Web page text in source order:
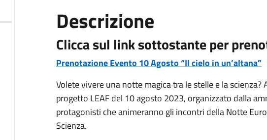
Descrizione
Clicca sul link sottostante per
Prenotazione Evento 10 Agosto “Il cielo in un’altana”
Volete vivere una notte magica tra le stelle e la
progetto LEAF del 10 agosto 2023, organizzato dalla
protagonisti che animeranno gli incontri della Notte
Scienza.